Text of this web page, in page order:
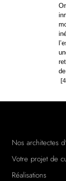
Nos architectes
Votre projet de
Réalisations